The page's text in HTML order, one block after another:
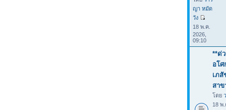
ญา หมัด
วัง
18 พ.ค.
2026,
09:10
**ด่
อโ
เภสั
สาข
โดย
18 พ